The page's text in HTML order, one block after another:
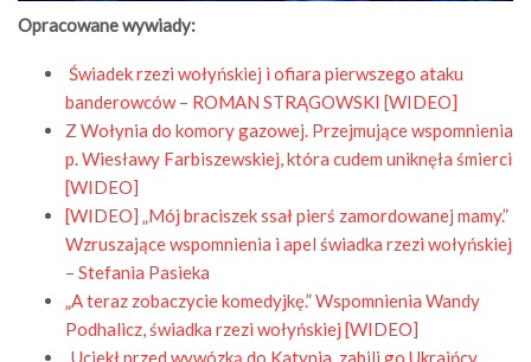
Opracowane wywiady:
Świadek rzezi wołyńskiej i ofiara pierwszego ataku
banderowców – ROMAN STRĄGOWSKI [WIDEO]
Z Wołynia do komory gazowej. Przejmujące wspomnienia
p. Wiesławy Farbiszewskiej, która cudem uniknęła śmierci
[WIDEO]
[WIDEO] „Mój braciszek ssał pierś zamordowanej mamy.”
Wzruszające wspomnienia i apel świadka rzezi wołyńskiej
– Stefania Pasieka
„A teraz zobaczycie komedyjkę.” Wspomnienia Wandy
Podhalicz, świadka rzezi wołyńskiej [WIDEO]
„Uciekł przed wywózką do Katynia, zabili go Ukraińcy.